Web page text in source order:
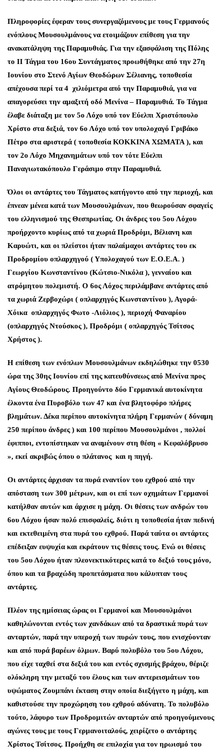
Πληροφορίες έφεραν τους συνεργαζόμενους με τους Γερμανούς
ενόπλους Μουσουλμάνους να ετοιμάζουν επίθεση για την
ανακατάληψη της Παραμυθιάς. Για την εξασφάλιση της Πόλης
το ΙΙ Τάγμα του 16ου Συντάγματος προωθήθηκε από την 27η
Ιουνίου στο Στενό Αγίων Θεοδώρων Σέλιανης, τοποθεσία
απέχουσα περί τα 4 χιλιόμετρα από την Παραμυθιά, για να
απαγορεύσει την αμαξιτή οδό Μενίνα – Παραμυθιά. Το Τάγμα
έλαβε διάταξη με τον 5ο Λόχο υπό τον Εύελπι Χριστόπουλο
Χρίστο στα δεξιά, τον 6ο Λόχο υπό τον υπολοχαγό Γριβάκο
Πέτρο στα αριστερά ( τοποθεσία ΚΟΚΚΙΝΑ ΧΩΜΑΤΑ ), και
τον 2ο Λόχο Μηχανημάτων υπό τον τότε Εύελπι
Παναγιωτακόπουλο Γεράσιμο στην Παραμυθιά.
Όλοι οι αντάρτες του Τάγματος κατήγοντο από την περιοχή, και
έπνεαν μένεα κατά των Μουσουλμάνων, που θεωρούσαν σφαγείς
του ελληνισμού της Θεσπρωτίας. Οι άνδρες του 5ου Λόχου
προήρχοντο κυρίως από τα χωριά Προδρόμι, Βέλιανη και
Καρυώτι, και οι πλείστοι ήταν παλαίμαχοι αντάρτες του εκ
Προδρομίου οπλαρχηγού ( Υπολοχαγού των Ε.Ο.Ε.Α. )
Γεωργίου Κωνσταντίνου (Κώτσιο-Νικόλα ), γενναίου και
ατρόμητου πολεμιστή. Ο 6ος Λόχος περιλάμβανε αντάρτες από
τα χωριά Ζερβοχώρι ( οπλαρχηγός Κωνσταντίνου ), Αγορά-
Χόικα οπλαρχηγός Φωτο -Λιόλιος ), περιοχή Φαναρίου
(οπλαρχηγός Ντούσκος ), Προδρόμι ( οπλαρχηγός Τσίτσος
Χρήστος ).
Η επίθεση των ενόπλων Μουσουλμάνων εκδηλώθηκε την 0530
ώρα της 30ης Ιουνίου επί της κατευθύνσεως από Μενίνα προς
Αγίους Θεοδώρους. Προηγούντο δύο Γερμανικά αυτοκίνητα
έλκοντα ένα Πυροβόλο των 47 και ένα βλητοφόρο πλήρες
βλημάτων. Δέκα περίπου αυτοκίνητα πλήρη Γερμανών ( δύναμη
250 περίπου άνδρες ) και 100 περίπου Μουσουλμάνοι , πολλοί
έφιπποι, εντοπίστηκαν να αναμένουν στη θέση « Κεφαλόβρυσο
», εκεί ακριβώς όπου ο πλάτανος και η πηγή.
Οι αντάρτες άρχισαν τα πυρά εναντίον του εχθρού από την
απόσταση των 300 μέτρων, και οι επί των οχημάτων Γερμανοί
κατήλθαν αυτών και άρχισε η μάχη. Οι θέσεις των ανδρών του
6ου Λόχου ήσαν πολύ επισφαλείς, διότι η τοποθεσία ήταν πεδινή
και εκτεθειμένη στα πυρά του εχθρού. Παρά ταύτα οι αντάρτες
επέδειξαν ευψυχία και εκράτουν τις θέσεις τους. Ενώ οι θέσεις
του 5ου Λόχου ήταν πλεονεκτικότερες κατά το δεξιό τους μόνο,
όπου και τα βραχώδη προπετάσματα που κάλυπταν τους
αντάρτες.
Πλέον της ημίσειας ώρας οι Γερμανοί και Μουσουλμάνοι
καθηλώνονται εντός των χανδάκων από τα δραστικά πυρά των
ανταρτών, παρά την υπεροχή των πυρών τους, που ενισχύονταν
και από πυρά βαρέων όλμων. Βαρύ πολυβόλο του 5ου Λόχου,
που είχε ταχθεί στα δεξιά του και εντός σχισμής βράχου, θέριζε
ολόκληρη την μεταξύ του έλους και των αντερεισμάτων του
υψώματος Ζουμπάνι έκταση στην οποία διεξήγετο η μάχη, και
καθιστούσε την προχώρηση του εχθρού αδύνατη. Το πολυβόλο
τούτο, λάφυρο των Προδρομιτών ανταρτών από προηγούμενους
αγώνες τους με τους Γερμανοιταλούς, χειρίζετο ο αντάρτης
Χρίστος Τσίτσος. Προήχθη σε επιλοχία για τον ηρωισμό του